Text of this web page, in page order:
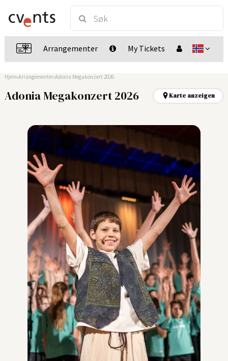
Arrangementer My Tickets
Hjem Arrangementer Adonia Megakonzert 2026
Adonia Megakonzert 2026 Karte anzeigen